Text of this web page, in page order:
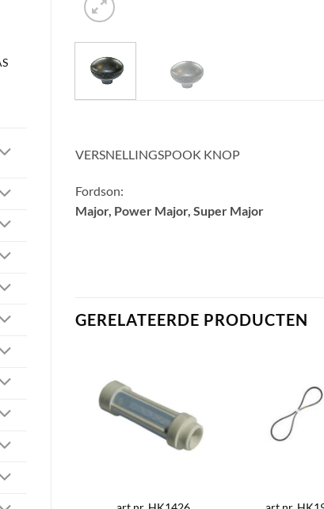
VERSNELLINGSPOOK KNOP
Fordson:
Major, Power Major, Super Major
GERELATEERDE PRODUCTEN